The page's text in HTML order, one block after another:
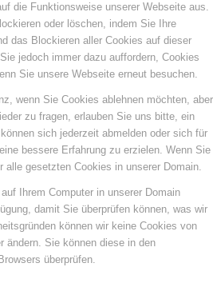
die Funktionsweise unserer Webseite aus.
oder löschen, indem Sie Ihre
das Blockieren aller Cookies auf dieser
jedoch immer dazu auffordern, Cookies
Sie unsere Webseite erneut besuchen.
wenn Sie Cookies ablehnen möchten, aber
zu fragen, erlauben Sie uns bitte, ein
sich jederzeit abmelden oder sich für
bessere Erfahrung zu erzielen. Wenn Sie
alle gesetzten Cookies in unserer Domain.
Ihrem Computer in unserer Domain
damit Sie überprüfen können, was wir
können wir keine Cookies von
ändern. Sie können diese in den
überprüfen.